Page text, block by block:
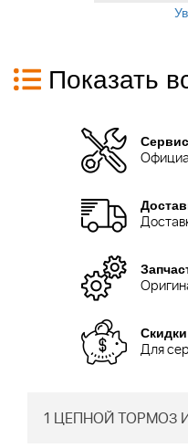
Показать
Сервис
Скидки
Для